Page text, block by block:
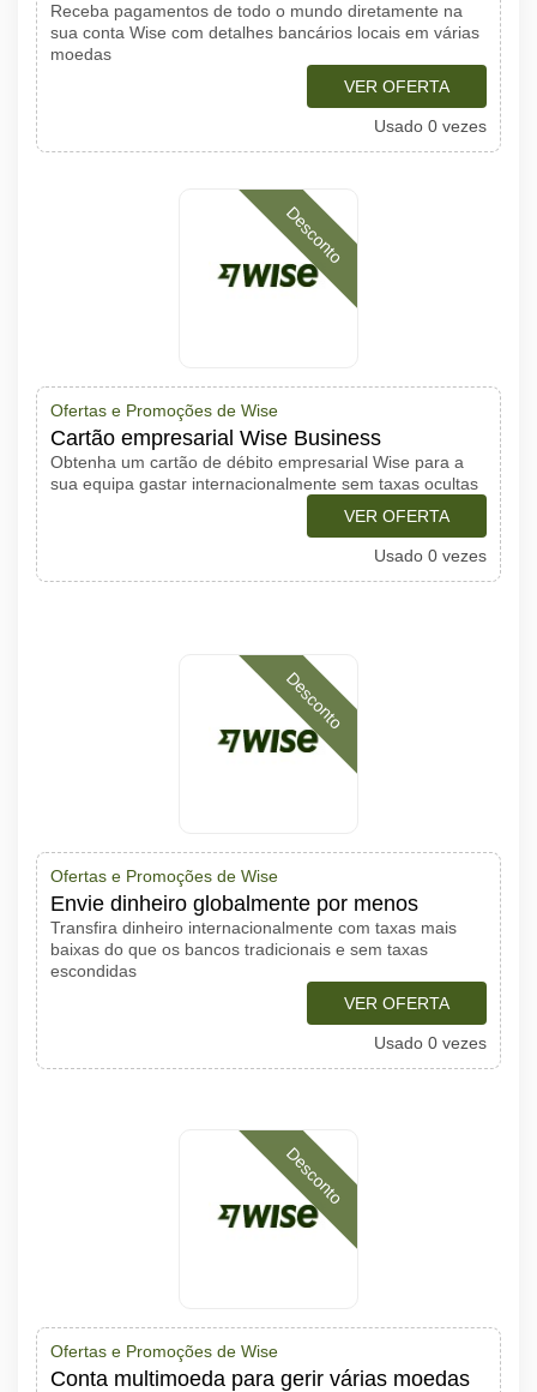
Receba pagamentos de todo o mundo diretamente na
sua conta Wise com detalhes bancários locais em várias
moedas
VER OFERTA
Usado 0 vezes
Desconto
Ofertas e Promoções de Wise
Cartão empresarial Wise Business
Obtenha um cartão de débito empresarial Wise para a
sua equipa gastar internacionalmente sem taxas ocultas
VER OFERTA
Usado 0 vezes
Desconto
Ofertas e Promoções de Wise
Envie dinheiro globalmente por menos
Transfira dinheiro internacionalmente com taxas mais
baixas do que os bancos tradicionais e sem taxas
escondidas
VER OFERTA
Usado 0 vezes
Desconto
Ofertas e Promoções de Wise
Conta multimoeda para gerir várias moedas